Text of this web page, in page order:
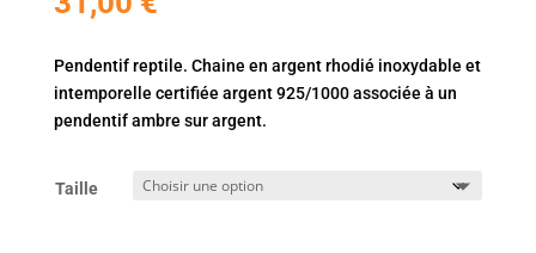
Pendentif reptile. Chaine en argent rhodié inoxydable et
intemporelle certifiée argent 925/1000 associée à un
pendentif ambre sur argent.
Taille